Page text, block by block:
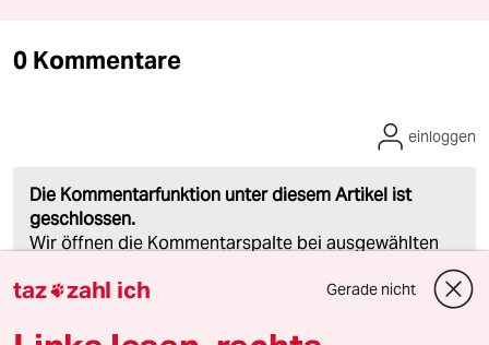
0 Kommentare
Die Kommentarfunktion unter diesem Artikel ist
geschlossen.
Wir öffnen die Kommentarspalte bei ausgewählten
einloggen
taz zahl ich Gerade nicht